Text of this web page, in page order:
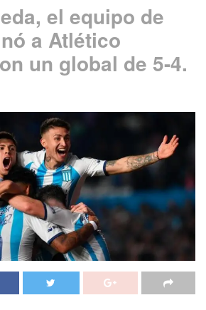
el equipo de
a Atlético
un global de 5-4.